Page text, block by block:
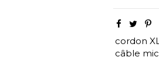
cordon
câble